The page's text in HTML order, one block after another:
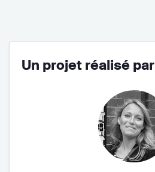
Un projet réalisé par